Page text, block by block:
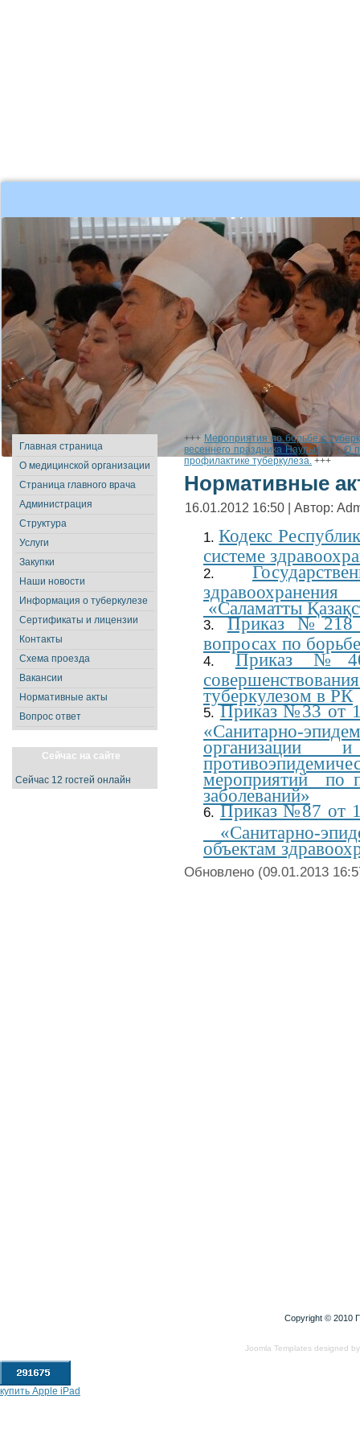
Главная страница
О медицинской организации
Страница главного врача
Администрация
Структура
Услуги
Закупки
Наши новости
Информация о туберкулезе
Сертификаты и лицензии
Контакты
Схема проезда
Вакансии
Нормативные акты
Вопрос ответ
Сейчас на сайте
Сейчас 12 гостей онлайн
+++ Мероприятия по борьбе с
весеннего праздника Наурыз +++О
профилактике туберкулеза. +++
Нормативные
16.01.2012 16:50 | Автор:
Кодекс
системе
«Саламатты
Приказ №218
вопросах по
Приказ
туберкулезом в РК
Приказ №33 от
«Санитарно-
организации
мероприятий по
заболеваний»
Приказ №87 от
«Санитарно-
объектам
Обновлено (09.01.2013
Copyright © 2010
Joomla Templatesdesigned
купить Apple iPad